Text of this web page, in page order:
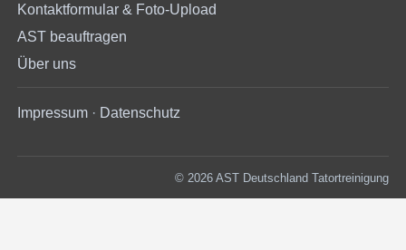
Kontaktformular & Foto-Upload
AST beauftragen
Über uns
Impressum · Datenschutz
© 2026 AST Deutschland Tatortreinigung